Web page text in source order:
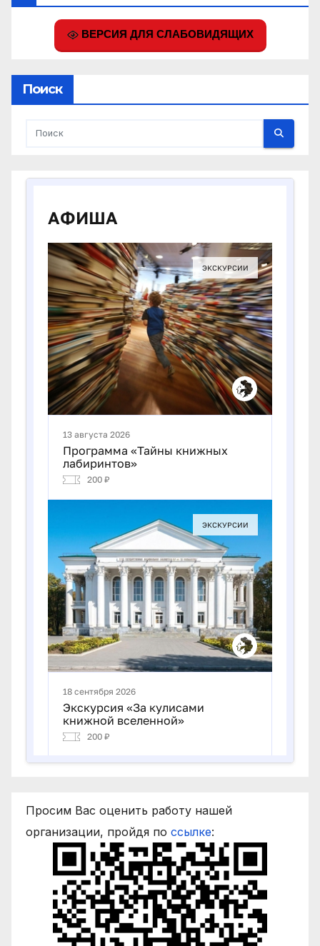
ВЕРСИЯ ДЛЯ СЛАБОВИДЯЩИХ
Поиск
Просим Вас оценить работу нашей
организации, пройдя по ссылке: